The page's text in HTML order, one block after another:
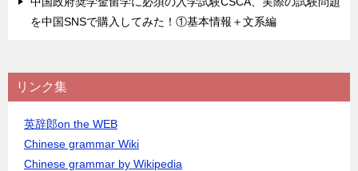
を中国SNSで購入してみた！①基本情報＋文系編
リンク集
英辞郎on the WEB
Chinese grammar Wiki
Chinese grammar by Wikipedia